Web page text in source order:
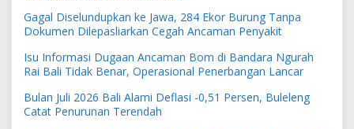
Gagal Diselundupkan ke Jawa, 284 Ekor Burung Tanpa
Dokumen Dilepasliarkan Cegah Ancaman Penyakit
Isu Informasi Dugaan Ancaman Bom di Bandara Ngurah
Rai Bali Tidak Benar, Operasional Penerbangan Lancar
Bulan Juli 2026 Bali Alami Deflasi -0,51 Persen, Buleleng
Catat Penurunan Terendah